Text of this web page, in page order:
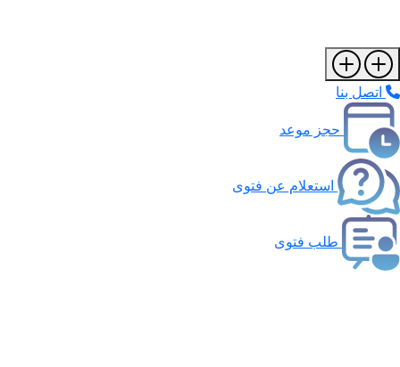
اتصل بنا
حجز موعد
استعلام عن فتوى
طلب فتوى